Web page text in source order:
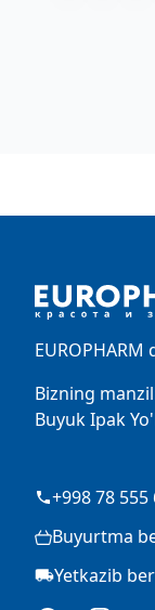
Bizning
Buyuk Ipak
+998 78 555
Buyurtma
Yetkazib